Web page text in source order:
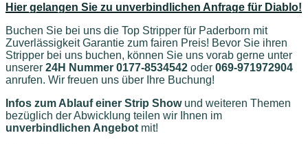
Hier gelangen Sie zu unverbindlichen Anfrage für Diablo!
Buchen Sie bei uns die Top Stripper für Paderborn mit
Zuverlässigkeit Garantie zum fairen Preis! Bevor Sie ihren
Stripper bei uns buchen, können Sie uns vorab gerne unter
unserer 24H Nummer 0177-8534542 oder 069-971972904
anrufen. Wir freuen uns über Ihre Buchung!
Infos zum Ablauf einer Strip Showund weiteren Themen
bezüglich der Abwicklung teilen wir Ihnen im
unverbindlichen Angebot mit!